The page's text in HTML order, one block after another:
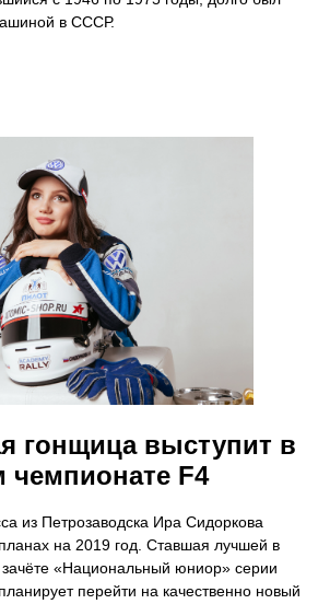
в СССР.
гонщица выступит в
чемпионате F4
из Петрозаводска Ира Сидоркова
на 2019 год. Ставшая лучшей в
«Национальный юниор» серии
перейти на качественно новый